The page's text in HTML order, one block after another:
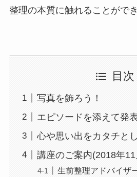
整理の本質に触れることができ
目次
写真を飾ろう！
エピソードを添えて発
心や思い出をカタチと
講座のご案内(2018年11
生前整理アドバイザ